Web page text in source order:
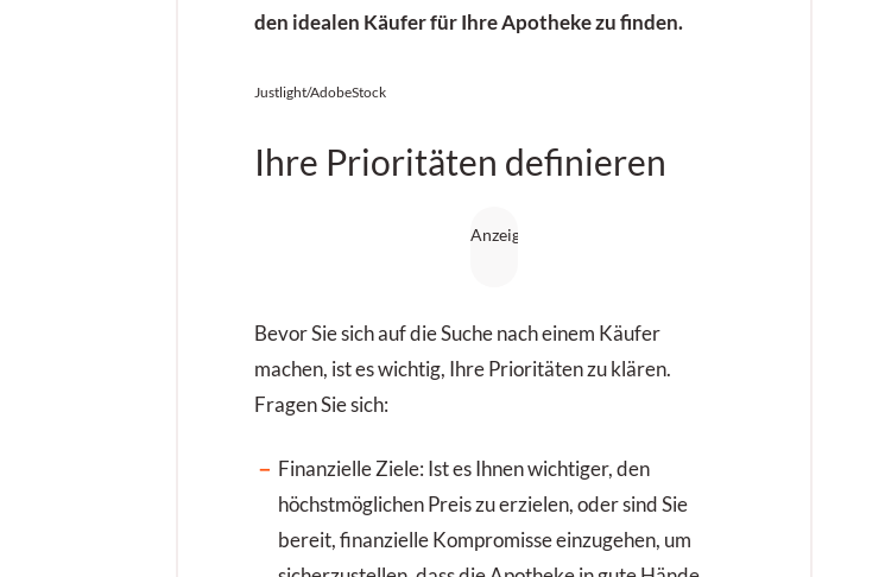
den idealen Käufer für Ihre Apotheke zu finden.
Justlight/AdobeStock
Ihre Prioritäten definieren
Bevor Sie sich auf die Suche nach einem Käufer
machen, ist es wichtig, Ihre Prioritäten zu klären.
Fragen Sie sich:
Finanzielle Ziele: Ist es Ihnen wichtiger, den
höchstmöglichen Preis zu erzielen, oder sind Sie
bereit, finanzielle Kompromisse einzugehen, um